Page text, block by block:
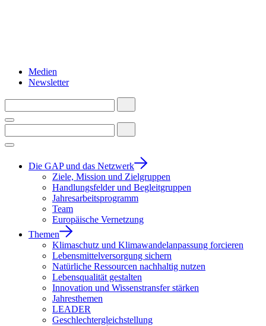
Medien
Newsletter
Die GAP und das Netzwerk
Ziele, Mission und Zielgruppen
Handlungsfelder und Begleitgruppen
Jahresarbeitsprogramm
Team
Europäische Vernetzung
Themen
Klimaschutz und Klimawandelanpassung forcieren
Lebensmittelversorgung sichern
Natürliche Ressourcen nachhaltig nutzen
Lebensqualität gestalten
Innovation und Wissenstransfer stärken
Jahresthemen
LEADER
Geschlechtergleichstellung